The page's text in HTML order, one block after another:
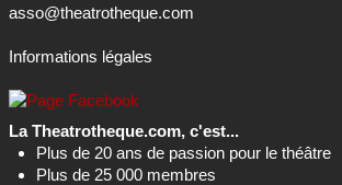
asso@theatrotheque.com
Informations légales
La Theatrotheque.com, c'est...
Plus de 20 ans de passion pour le théâtre
Plus de 25 000 membres